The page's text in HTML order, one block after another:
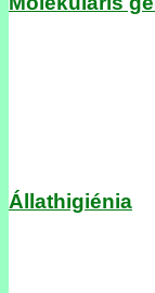
Állathigiénia